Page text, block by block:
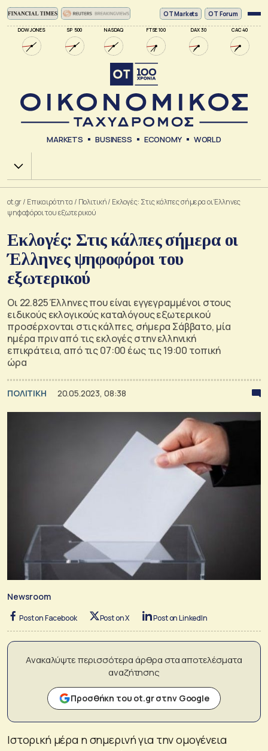
DOW JONES SP 500 NASDAQ FTSE 100 DAX 30 CAC 40
ΟΤ Markets OT Forum
MARKETS BUSINESS ECONOMY WORLD
Χ.Α.
ot.gr/ Επικαιρότητα / Πολιτική/ Εκλογές: Στις κάλπες σήμερα οι Έλληνες
ψηφοφόροι του εξωτερικού
Εκλογές: Στις κάλπες σήμερα οι
Έλληνες ψηφοφόροι του
εξωτερικού
Οι 22.825 Έλληνες που είναι εγγεγραμμένοι στους
ειδικούς εκλογικούς καταλόγους εξωτερικού
προσέρχονται στις κάλπες, σήμερα Σάββατο, μία
ημέρα πριν από τις εκλογές στην ελληνική
επικράτεια, από τις 07:00 έως τις 19:00 τοπική
ώρα
ΠΟΛΙΤΙΚΗ 20.05.2023, 08:38
Newsroom
Post on Facebook Post on X Post on LinkedIn
Ανακαλύψτε περισσότερα άρθρα στα αποτελέσματα
αναζήτησης
Προσθήκη του ot.gr στην Google
Ιστορική μέρα η σημερινή για την ομογένεια